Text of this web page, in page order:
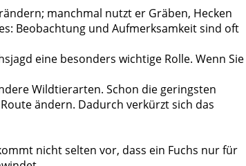
manchmal nutzt er Gräben, Hecken
Beobachtung und Aufmerksamkeit sind oft
eine besonders wichtige Rolle. Wenn Sie
Wildtierarten. Schon die geringsten
ändern. Dadurch verkürzt sich das
nicht selten vor, dass ein Fuchs nur für